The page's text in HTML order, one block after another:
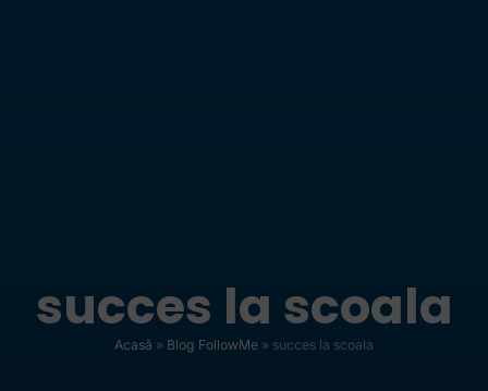
succes la scoala
Acasă » Blog FollowMe » succes la scoala